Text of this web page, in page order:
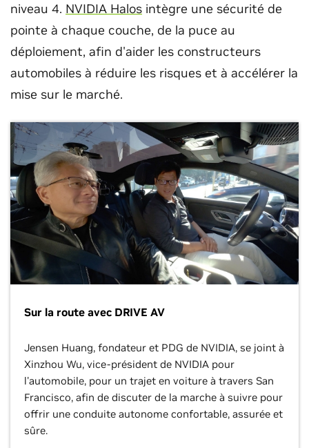
niveau 4. NVIDIA Halos intègre une sécurité de
pointe à chaque couche, de la puce au
déploiement, afin d'aider les constructeurs
automobiles à réduire les risques et à accélérer la
mise sur le marché.
Sur la route avec DRIVE AV
Jensen Huang, fondateur et PDG de NVIDIA, se joint à
Xinzhou Wu, vice-président de NVIDIA pour
l'automobile, pour un trajet en voiture à travers San
Francisco, afin de discuter de la marche à suivre pour
offrir une conduite autonome confortable, assurée et
sûre.